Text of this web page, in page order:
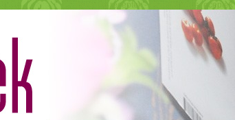
cayenne receptek - Vegetáriánus receptek